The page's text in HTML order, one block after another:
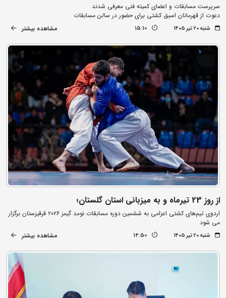
سرپرست مسابقات و اعضای کمیته فنی معرفی شدند
دعوت از قهرمانان اسبق کشتی برای حضور در سالن مسابقات
شنبه ۲۰ تیر ۱۴۰۵ 15:10 مشاهده بیشتر
از روز 23 تیرماه و به میزبانی استان گلستان؛
اردوی تیم‌های کشتی اعزامی به ششمین دوره مسابقات نومد گیمز ۲۰۲۶ قرقیزستان برگزار
می شود
شنبه ۲۰ تیر ۱۴۰۵ 14:50 مشاهده بیشتر